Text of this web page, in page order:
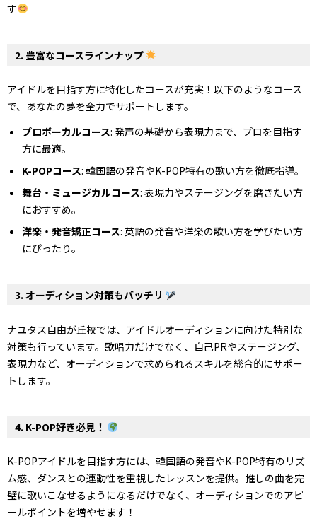
す
2. 豊富なコースラインナップ
アイドルを目指す方に特化したコースが充実！以下のようなコース
で、あなたの夢を全力でサポートします。
プロボーカルコース: 発声の基礎から表現力まで、プロを目指す
方に最適。
K-POPコース: 韓国語の発音やK-POP特有の歌い方を徹底指導。
舞台・ミュージカルコース: 表現力やステージングを磨きたい方
におすすめ。
洋楽・発音矯正コース: 英語の発音や洋楽の歌い方を学びたい方
にぴったり。
3. オーディション対策もバッチリ
ナユタス自由が丘校では、アイドルオーディションに向けた特別な
対策も行っています。歌唱力だけでなく、自己PRやステージング、
表現力など、オーディションで求められるスキルを総合的にサポー
トします。
4. K-POP好き必見！
K-POPアイドルを目指す方には、韓国語の発音やK-POP特有のリズ
ム感、ダンスとの連動性を重視したレッスンを提供。推しの曲を完
璧に歌いこなせるようになるだけでなく、オーディションでのアピ
ールポイントを増やせます！